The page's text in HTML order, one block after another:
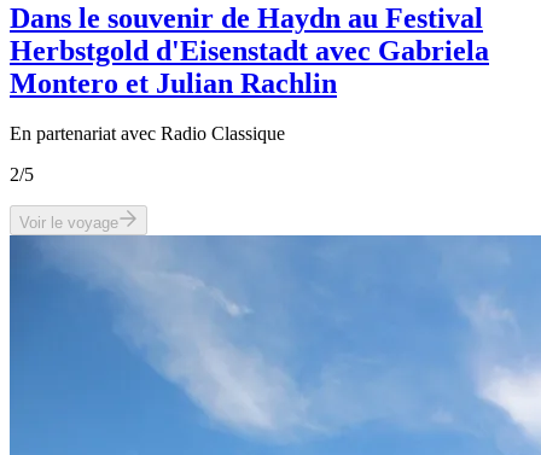
Dans le souvenir de Haydn au Festival
Herbstgold d'Eisenstadt avec Gabriela
Montero et Julian Rachlin
En partenariat avec Radio Classique
2/5
Voir le voyage